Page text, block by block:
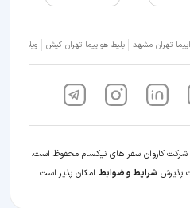
تهران مشهد بلیط هواپیما تهران کیش ویلا شمال
شرکت کاروان سفر های نیکسام محفوظ است.
پذیرش شرایط و ضوابط امکان پذیر است.